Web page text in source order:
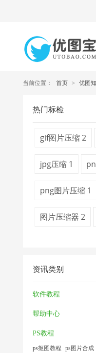
当前位置： 首页 > 优图
热门标检
gif图片压缩2
jpg压缩 1
png图片压缩 1
图片压缩器 2
资讯类别
软件教程
帮助中心
PS教程
ps抠图教程 ps图片合成